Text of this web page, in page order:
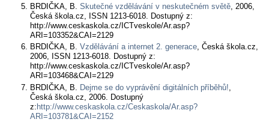
BRDIČKA, B. Skutečné vzdělávání v neskutečném světě, 2006,
Česká škola.cz, ISSN 1213-6018. Dostupný z:
http://www.ceskaskola.cz/ICTveskole/Ar.asp?
ARI=103352&CAI=2129
BRDIČKA, B. Vzdělávání a internet 2. generace, Česká škola.cz,
2006, ISSN 1213-6018. Dostupný z:
http://www.ceskaskola.cz/ICTveskole/Ar.asp?
ARI=103468&CAI=2129
BRDIČKA, B. Dejme se do vyprávění digitálních příběhů!
Česká škola.cz, 2006. Dostupný
z:http://www.ceskaskola.cz/Ceskaskola/Ar.asp?
ARI=103781&CAI=2152